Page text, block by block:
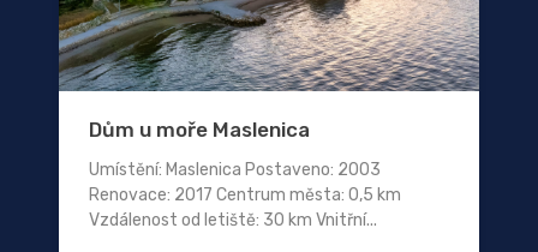
Dům u moře Maslenica
Umístění: Maslenica Postaveno: 2003
Renovace: 2017 Centrum města: 0,5 km
Vzdálenost od letiště: 30 km Vnitřní...